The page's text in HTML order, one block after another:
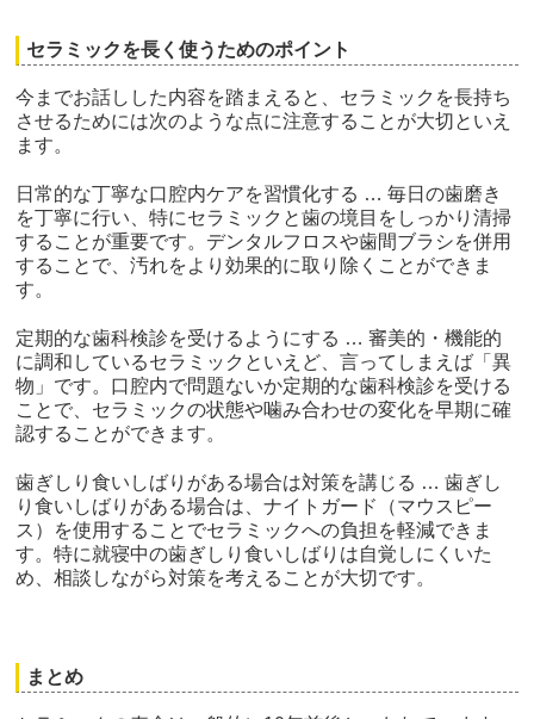
セラミックを長く使うためのポイント
今までお話しした内容を踏まえると、セラミックを長持ち
させるためには次のような点に注意することが大切といえ
ます。
日常的な丁寧な口腔内ケアを習慣化する … 毎日の歯磨き
を丁寧に行い、特にセラミックと歯の境目をしっかり清掃
することが重要です。デンタルフロスや歯間ブラシを併用
することで、汚れをより効果的に取り除くことができま
す。
定期的な歯科検診を受けるようにする … 審美的・機能的
に調和しているセラミックといえど、言ってしまえば「異
物」です。口腔内で問題ないか定期的な歯科検診を受ける
ことで、セラミックの状態や噛み合わせの変化を早期に確
認することができます。
歯ぎしり食いしばりがある場合は対策を講じる … 歯ぎし
り食いしばりがある場合は、ナイトガード（マウスピー
ス）を使用することでセラミックへの負担を軽減できま
す。特に就寝中の歯ぎしり食いしばりは自覚しにくいた
め、相談しながら対策を考えることが大切です。
まとめ